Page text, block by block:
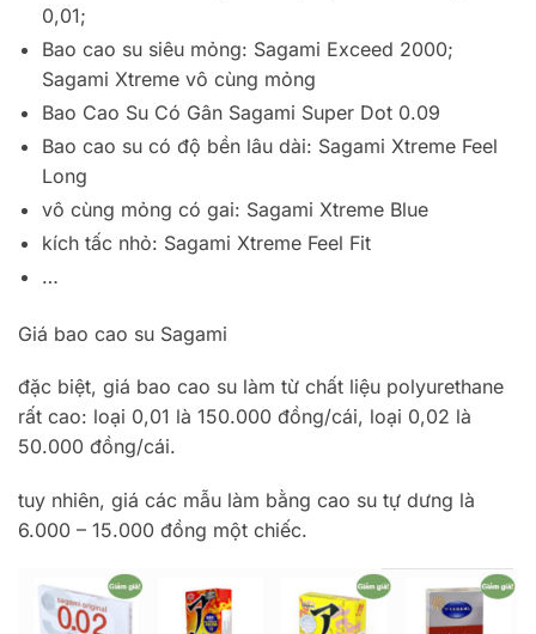
0,01;
Bao cao su siêu mỏng: Sagami Exceed 2000;
Sagami Xtreme vô cùng mỏng
Bao Cao Su Có Gân Sagami Super Dot 0.09
Bao cao su có độ bền lâu dài: Sagami Xtreme Feel
Long
vô cùng mỏng có gai: Sagami Xtreme Blue
kích tấc nhỏ: Sagami Xtreme Feel Fit
…
Giá bao cao su Sagami
đặc biệt, giá bao cao su làm từ chất liệu polyurethane
rất cao: loại 0,01 là 150.000 đồng/cái, loại 0,02 là
50.000 đồng/cái.
tuy nhiên, giá các mẫu làm bằng cao su tự dưng là
6.000 – 15.000 đồng một chiếc.